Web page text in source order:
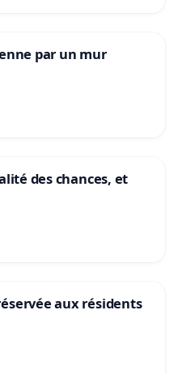
par un mur
des chances, et
aux résidents